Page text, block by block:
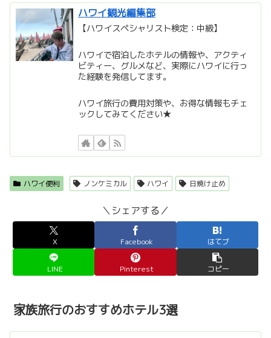
ハワイ観光編集部
【ハワイスペシャリスト検定：中級】
ハワイで宿泊したホテルの情報や、アクティ
ビティー、グルメなど、実際にハワイに行っ
た経験を発信してます。
ハワイ旅行の費用対策や、お得な情報もチェ
ックしてみてください★
ハワイ便利 ノンケミカル ハワイ 日焼け止め
＼シェアする／
X Facebook はてブ
LINE Pinterest コピー
家族旅行のおすすめホテル3選